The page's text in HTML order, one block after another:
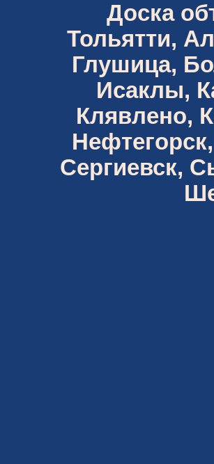
Доска
Тольятти,
Глушица,
Исаклы,
Клявлено,
Сергиевск,